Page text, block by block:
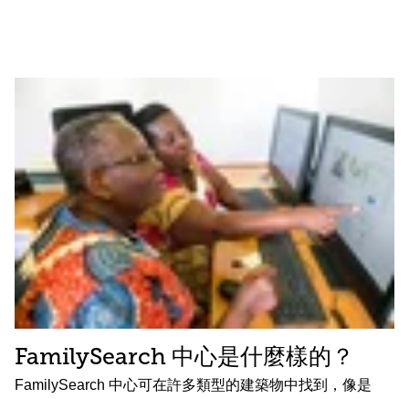
FamilySearch 中心是什麼樣的？
FamilySearch 中心可在許多類型的建築物中找到，像是